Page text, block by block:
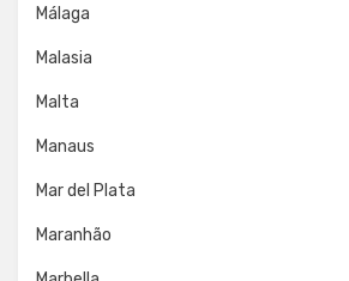
Málaga
Malasia
Malta
Manaus
Mar del Plata
Maranhão